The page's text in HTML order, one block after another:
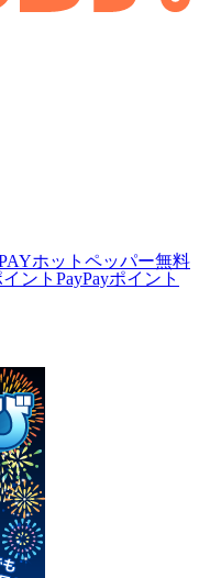
ホットペッパー無料
ント PayPayポイント